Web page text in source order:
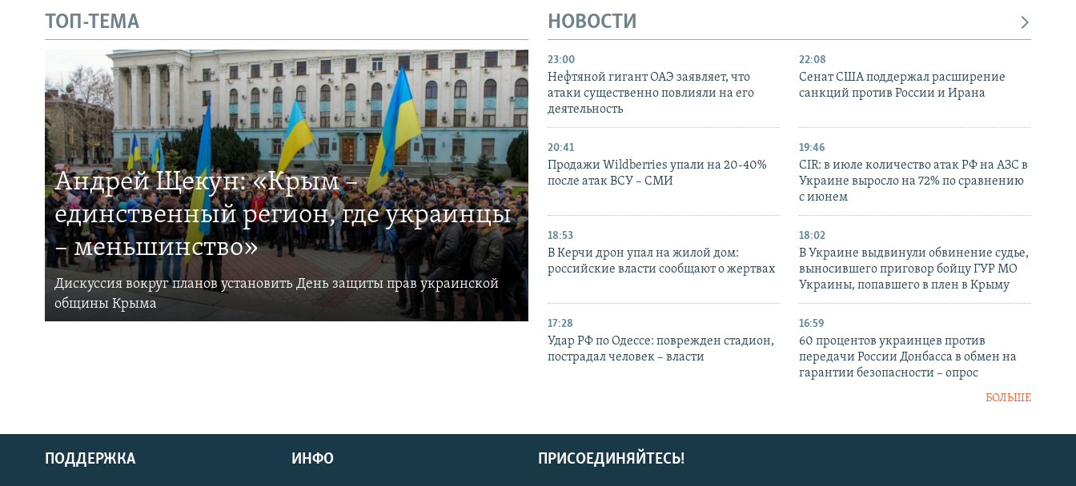
ТОП-ТЕМА
Андрей Щекун: «Крым –
единственный регион, где украинцы
– меньшинство»
Дискуссия вокруг планов установить День защиты прав украинской
общины Крыма
НОВОСТИ
23:00
Нефтяной гигант ОАЭ заявляет, что
атаки существенно повлияли на его
деятельность
22:08
Сенат США поддержал расширение
санкций против России и Ирана
20:41
Продажи Wildberries упали на 20-40%
после атак ВСУ – СМИ
19:46
CIR: в июле количество атак РФ на АЗС в
Украине выросло на 72% по сравнению
с июнем
18:53
В Керчи дрон упал на жилой дом:
российские власти сообщают о жертвах
18:02
В Украине выдвинули обвинение судье,
выносившего приговор бойцу ГУР МО
Украины, попавшего в плен в Крыму
17:28
Удар РФ по Одессе: поврежден стадион,
пострадал человек – власти
16:59
60 процентов украинцев против
передачи России Донбасса в обмен на
гарантии безопасности – опрос
БОЛЬШЕ
ПРИСОЕДИНЯЙТЕСЬ!
ПОДДЕРЖКА ИНФО